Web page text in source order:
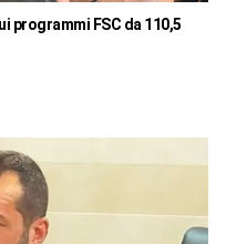
programmi FSC da 110,5